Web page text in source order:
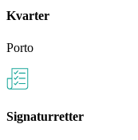
Kvarter
Porto
Signaturretter